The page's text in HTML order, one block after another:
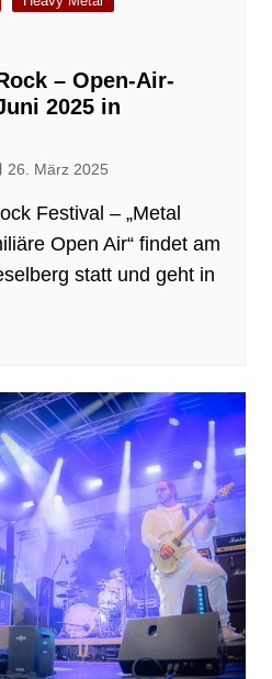
– Open-Air-
2025 in
26. März 2025
Festival – „Metal
Open Air“ findet am
statt und geht in